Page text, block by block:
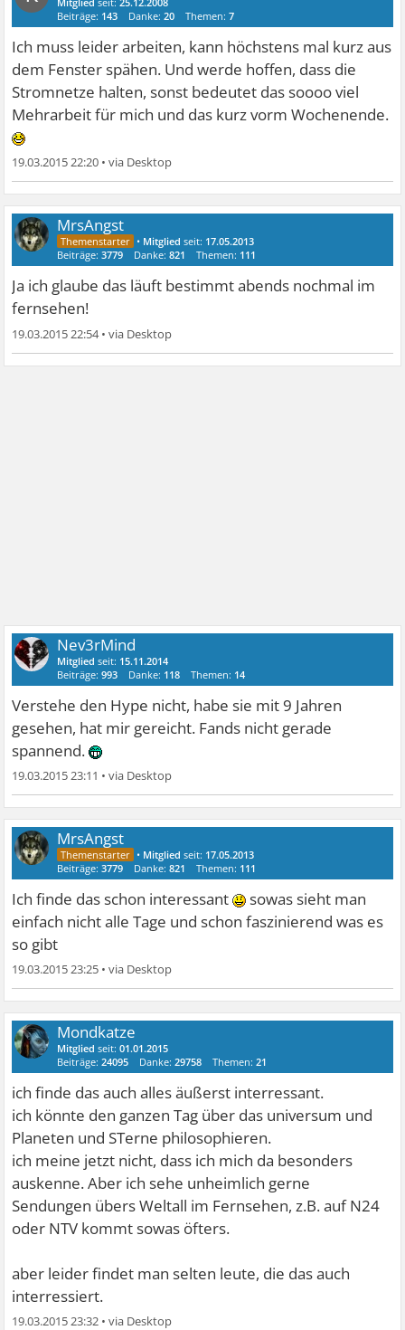
Beiträge: 143 Danke:20 Themen:7
Ich muss leider arbeiten, kann höchstens mal kurz aus
dem Fenster spähen. Und werde hoffen, dass die
Stromnetze halten, sonst bedeutet das soooo viel
Mehrarbeit für mich und das kurz vorm Wochenende.
19.03.2015 22:20 •
MrsAngst
• Mitglied seit: 17.05.2013
Beiträge:3779 Danke:821 Themen: 111
Ja ich glaube das läuft bestimmt abends nochmal im
fernsehen!
19.03.2015 22:54•
Nev3rMind
Mitglied seit: 15.11.2014
Beiträge:993 Danke: 118 Themen: 14
Verstehe den Hype nicht, habe sie mit 9 Jahren
gesehen, hat mir gereicht. Fands nicht gerade
spannend.
19.03.2015 23:11 •
MrsAngst
• Mitglied seit: 17.05.2013
Beiträge:3779 Danke:821 Themen: 111
Ich finde das schon interessant
sowas sieht man
einfach nicht alle Tage und schon faszinierend was es
so gibt
19.03.2015 23:25 •
Mondkatze
Mitglied seit:01.01.2015
Beiträge:24095 Danke:29758 Themen:21
ich finde das auch alles äußerst interressant.
ich könnte den ganzen Tag über das universum und
Planeten und STerne philosophieren.
ich meine jetzt nicht, dass ich mich da besonders
auskenne. Aber ich sehe unheimlich gerne
Sendungen übers Weltall im Fernsehen, z.B. auf N24
oder NTV kommt sowas öfters.
aber leider findet man selten leute, die das auch
interressiert.
19.03.2015 23:32 •